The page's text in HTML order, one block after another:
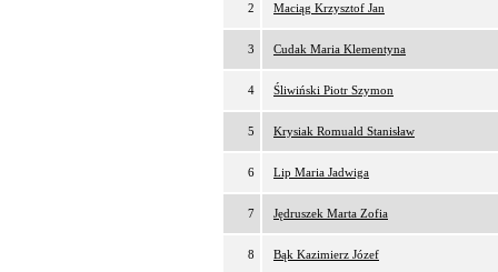
2 Maciąg Krzysztof Jan
3 Cudak Maria Klementyna
4 Śliwiński Piotr Szymon
5 Krysiak Romuald Stanisław
6 Lip Maria Jadwiga
7 Jędruszek Marta Zofia
8 Bąk Kazimierz Józef